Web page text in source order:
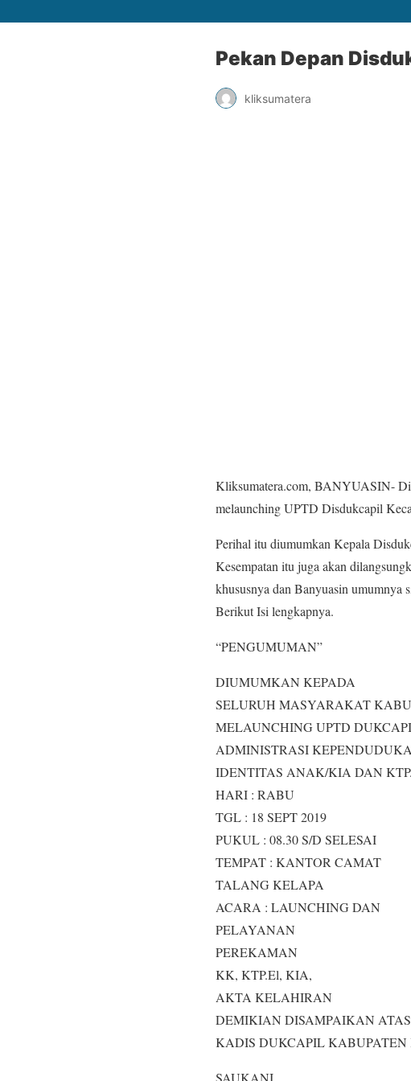
Pekan Depan
kliksumatera
Kliksumatera.com, BANYUASIN-
melaunching UPTD Disdukcapil
Perihal itu diumumkan Kepala
Kesempatan itu juga akan
khususnya dan Banyuasin umumnya
Berikut Isi lengkapnya.
“PENGUMUMAN”
DIUMUMKAN KEPADA
SELURUH MASYARAKAT
MELAUNCHING UPTD
ADMINISTRASI
IDENTITAS ANAK/KIA DAN
HARI : RABU
TGL : 18 SEPT 2019
PUKUL : 08.30 S/D SELESAI
TEMPAT : KANTOR CAMAT
TALANG KELAPA
ACARA : LAUNCHING DAN
PELAYANAN
PEREKAMAN
KK, KTP.El, KIA,
AKTA KELAHIRAN
DEMIKIAN DISAMPAIKAN
KADIS DUKCAPIL KABUPATEN
SAUKANI